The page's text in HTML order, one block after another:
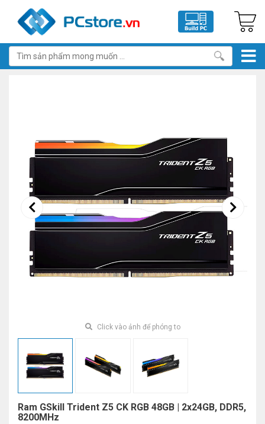
Click vào ảnh để phóng to
Ram GSkill Trident Z5 CK RGB 48GB | 2x24GB, DDR5,
8200MHz